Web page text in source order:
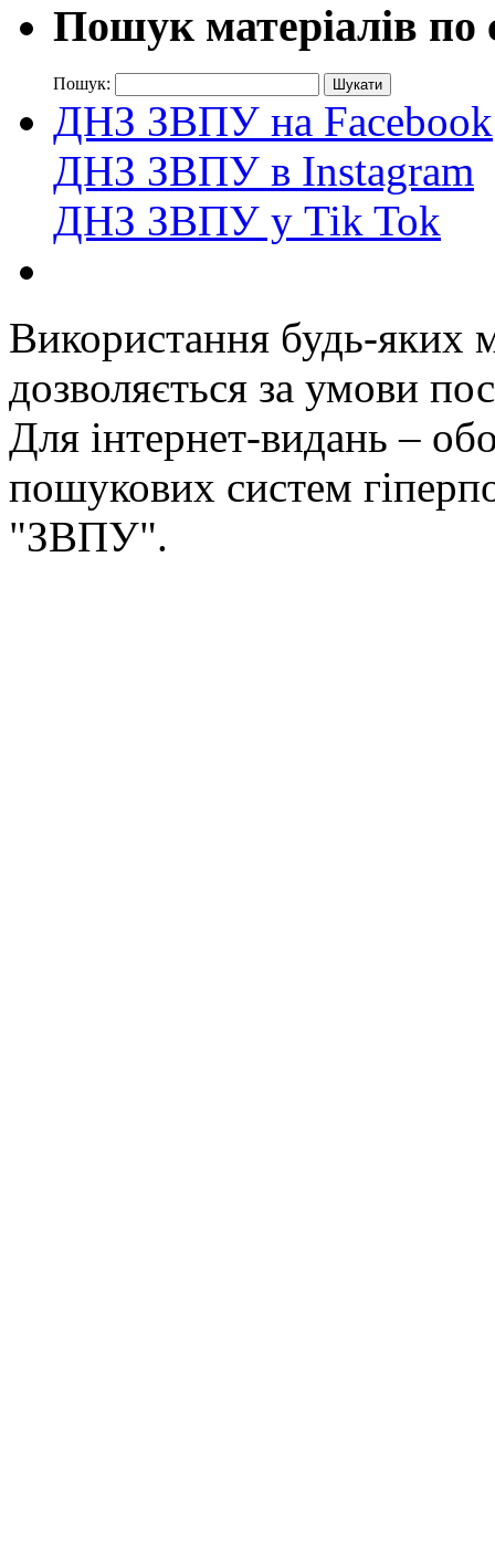
Пошук матеріалів по
Пошук:
ДНЗ ЗВПУ на Facebook
ДНЗ ЗВПУ в Instagram
ДНЗ ЗВПУ у Tik Tok
Використання будь-яких
дозволяється за умови
Для інтернет-видань –
пошукових систем
"ЗВПУ".